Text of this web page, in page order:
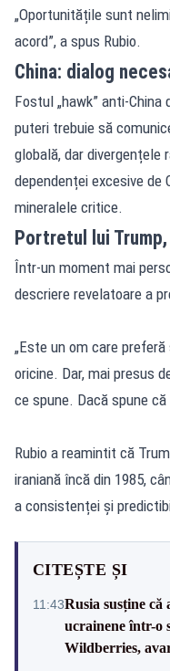
„Oportunitățile sunt
acord”, a spus Rubio.
China: dialog
Fostul „hawk” anti-
puteri trebuie să
globală, dar
dependenței excesive de
mineralele critice.
Portretul lui
Într-un moment mai
descriere revelatoare a
„Este un om care
oricine. Dar, mai presus
ce spune. Dacă spune
Rubio a reamintit că
iraniană încă din 1985,
a consistenței și
CITEȘTE ȘI
11:43Rusia susține că
ucrainene într-o
Wildberries,